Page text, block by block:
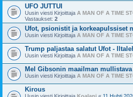
UFO JUTTUI
Uusin viesti Kirjoittaja A MAN OF A TIME
Vastaukset: 2
Ufot, psionistit ja korkeapulssiset
Uusin viesti Kirjoittaja A MAN OF A TIME
Trump paljastaa salatut Ufot -
Uusin viesti Kirjoittaja A MAN OF A TIME
Mel Gibsonin maailman
Uusin viesti Kirjoittaja A MAN OF A TIME
Kirous